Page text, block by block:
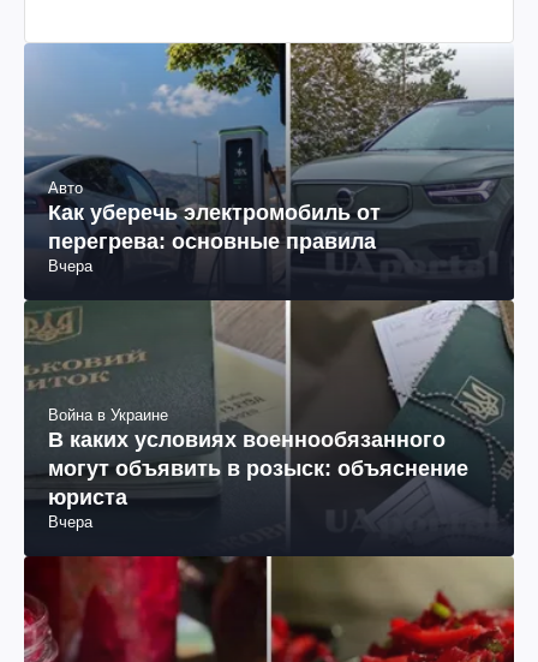
Авто
Как уберечь электромобиль от
перегрева: основные правила
Вчера
Война в Украине
В каких условиях военнообязанного
могут объявить в розыск: объяснение
юриста
Вчера